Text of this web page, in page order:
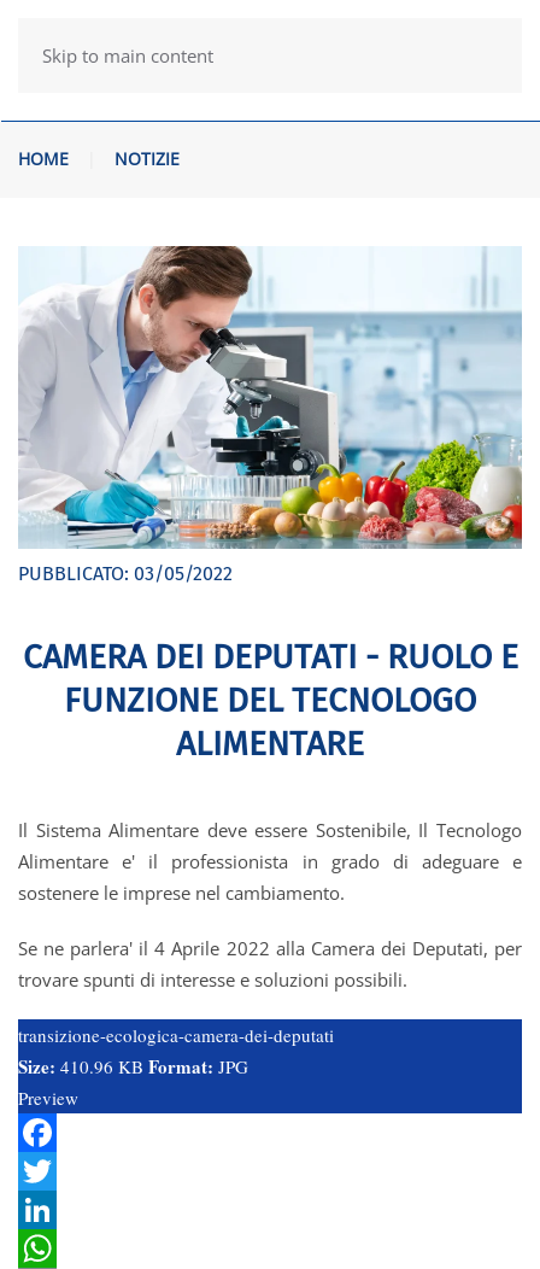
Skip to main content
HOME NOTIZIE
PUBBLICATO: 03/05/2022
CAMERA DEI DEPUTATI - RUOLO E
FUNZIONE DEL TECNOLOGO
ALIMENTARE
Il Sistema Alimentare deve essere Sostenibile, Il Tecnologo
Alimentare e' il professionista in grado di adeguare e
sostenere le imprese nel cambiamento.
Se ne parlera' il 4 Aprile 2022 alla Camera dei Deputati, per
trovare spunti di interesse e soluzioni possibili.
transizione-ecologica-camera-dei-deputati
Size: 410.96 KB Format: JPG
Preview
Facebook
Twitter
LinkedIn